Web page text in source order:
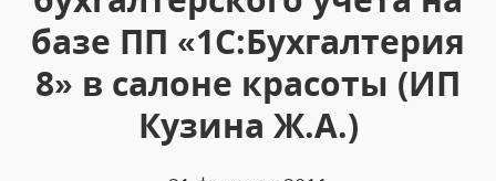
базе ПП «1С:Бухгалтерия
8» в салоне красоты (ИП
Кузина Ж.А.)